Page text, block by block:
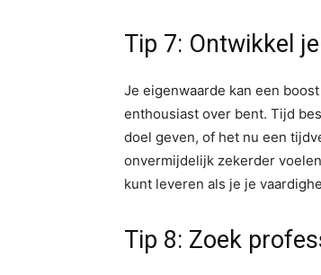
Tip 7: Ontwikkel
Je eigenwaarde kan een
enthousiast over bent. Tijd
doel geven, of het nu een
onvermijdelijk zekerder
kunt leveren als je je
Tip 8: Zoek